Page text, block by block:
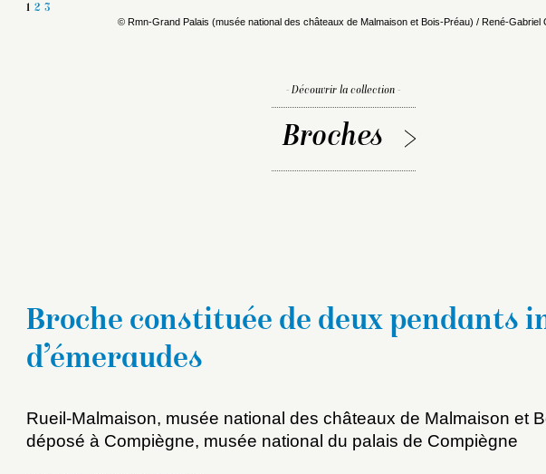
© Rmn-Grand Palais (musée national des châteaux de Malmaison et Bois-Préau) / René-Gabriel
1 2 3
- Découvrir la collection -
Broches
Broche constituée de deux pendants
d’émeraudes
Rueil-Malmaison, musée national des châteaux de Malmaison et
déposé à Compiègne, musée national du palais de Compiègne